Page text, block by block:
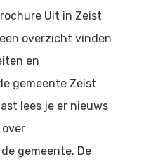
Uit in Zeist
overzicht vinden
en
gemeente Zeist
lees je er nieuws
gemeente. De
Bioscoop
Festivals En
Beeldende Kunst
Bibliotheek
Doen
Dans
Muziek
Contact